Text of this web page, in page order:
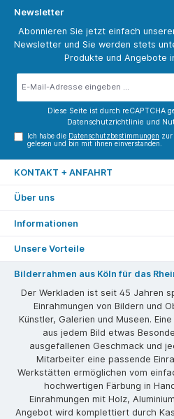
Newsletter
Abonnieren Sie jetzt einfach
Newsletter und Sie werden stets
Produkte und Angebote
Diese Seite ist durch reCAPTCHA
Datenschutzrichtlinie und
Ich habe die Datenschutzbestimmungen zur
gelesen und bin mit ihnen einverstanden.
KONTAKT + ANFAHRT
Über uns
Informationen
Unsere Vorteile
Bilderrahmen aus Köln für das
Der Werkladen ist seit 45 Jahren
Einrahmungen von Bildern und
Künstler, Galerien und Museen.
aus jedem Bild etwas
ausgefallenen Geschmack und
Mitarbeiter eine passende
Werkstätten ermöglichen vom
hochwertigen Färbung in
Einrahmungen mit Holz,
Angebot wird komplettiert durch